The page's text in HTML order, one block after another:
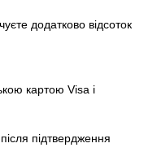
додатково відсоток
картою Visa і
підтвердження